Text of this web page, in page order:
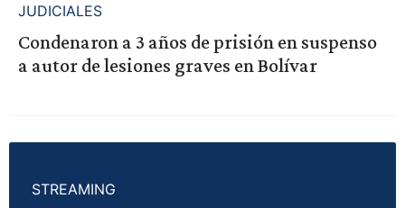
JUDICIALES
Condenaron a 3 años de prisión en suspenso
a autor de lesiones graves en Bolívar
STREAMING